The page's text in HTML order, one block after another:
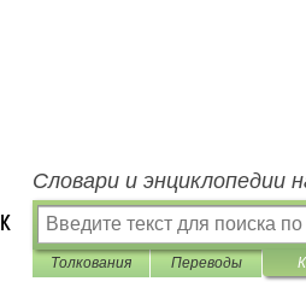
Словари и энциклопедии
Толкования Переводы